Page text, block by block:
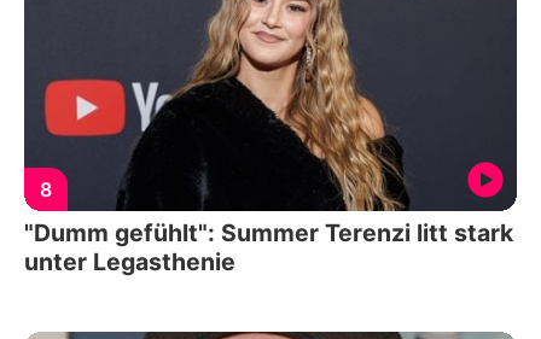
8
"Dumm gefühlt": Summer Terenzi litt stark
unter Legasthenie